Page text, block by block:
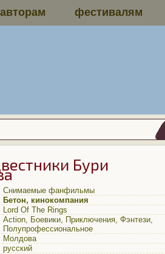
авторам фестивалям
Бури
Снимаемые фанфильмы
Бетон, кинокомпания
Lord Of The Rings
Action, Боевики, Приключения, Фэнтези,
Полупрофессиональное
Молдова
русский